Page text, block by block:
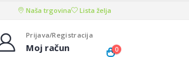
Naša trgovina Lista želja
Prijava/Registracija
Moj račun 0